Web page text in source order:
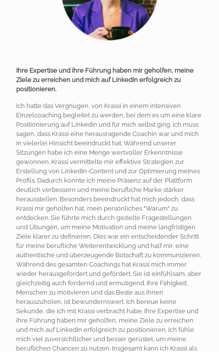
Ihre Expertise und ihre Führung haben mir geholfen, meine
Ziele zu erreichen und mich auf LinkedIn erfolgreich zu
positionieren.
Ich hatte das Vergnügen, von Krassi in einem intensiven
Einzelcoaching begleitet zu werden, bei dem es um eine klare
Positionierung auf LinkedIn und für mich selbst ging. Ich muss
sagen, dass Krassi eine herausragende Coachin war und mich
in vielerlei Hinsicht beeindruckt hat. Während unserer
Sitzungen habe ich eine Menge wertvoller Erkenntnisse
gewonnen. Krassi vermittelte mir effektive Strategien zur
Erstellung von LinkedIn-Content und zur Optimierung meines
Profils. Dadurch konnte ich meine Präsenz auf der Plattform
deutlich verbessern und meine berufliche Marke stärker
herausstellen. Besonders beeindruckt hat mich jedoch, dass
Krassi mir geholfen hat, mein persönliches "Warum" zu
entdecken. Sie führte mich durch gezielte Fragestellungen
und Übungen, um meine Motivation und meine langfristigen
Ziele klarer zu definieren. Dies war ein entscheidender Schritt
für meine berufliche Weiterentwicklung und half mir, eine
authentische und überzeugende Botschaft zu kommunizieren.
Während des gesamten Coachings hat Krassi mich immer
wieder herausgefordert und gefördert. Sie ist einfühlsam, aber
gleichzeitig auch fordernd und ermutigend. Ihre Fähigkeit,
Menschen zu motivieren und das Beste aus ihnen
herauszuholen, ist bewundernswert. Ich bereue keine
Sekunde, die ich mit Krassi verbracht habe. Ihre Expertise und
ihre Führung haben mir geholfen, meine Ziele zu erreichen
und mich auf LinkedIn erfolgreich zu positionieren. Ich fühle
mich viel zuversichtlicher und besser gerüstet, um meine
beruflichen Chancen zu nutzen. Insgesamt kann ich Krassi als